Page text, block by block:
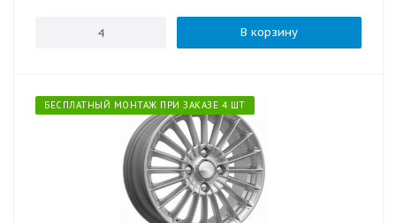
В корзину
БЕСПЛАТНЫЙ МОНТАЖ ПРИ ЗАКАЗЕ 4 ШТ